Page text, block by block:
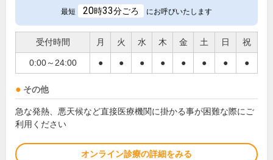
最短 20時33分ごろ にお呼びいたします
受付時間 月 火 水 木 金 土 日 祝
0:00～24:00 ● ● ● ● ● ● ● ●
その他
急な発熱、悪天候など直接医療機関に掛かる事が困難な際にご
利用ください
オンライン診療の詳細をみる